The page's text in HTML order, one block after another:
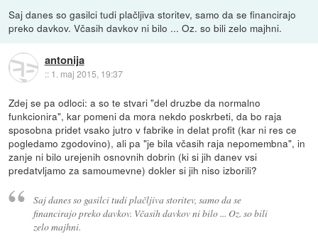
Saj danes so gasilci tudi plačljiva storitev, samo da se financirajo
preko davkov. Včasih davkov ni bilo ... Oz. so bili zelo majhni.
antonija
:: 1. maj 2015, 19:37
Zdej se pa odloci: a so te stvari "del druzbe da normalno
funkcionira", kar pomeni da mora nekdo poskrbeti, da bo raja
sposobna pridet vsako jutro v fabrike in delat profit (kar ni res ce
pogledamo zgodovino), ali pa "je bila včasih raja nepomembna", in
zanje ni bilo urejenih osnovnih dobrin (ki si jih danev vsi
predatvljamo za samoumevne) dokler si jih niso izborili?
Saj danes so gasilci tudi plačljiva storitev, samo da se
financirajo preko davkov. Včasih davkov ni bilo ... Oz. so bili
zelo majhni.